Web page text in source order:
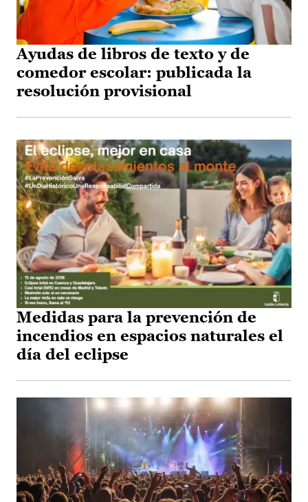
Ayudas de libros de texto y de
comedor escolar: publicada la
resolución provisional
Medidas para la prevención de
incendios en espacios naturales el
día del eclipse